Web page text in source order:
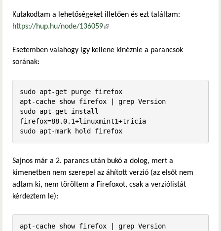
Kutakodtam a lehetőségeket illetően és ezt találtam:
https://hup.hu/node/136059(külső hivatkozás)
Esetemben valahogy így kellene kinéznie a parancsok
sorának:
sudo apt-get purge firefox
apt-cache show firefox | grep Version
sudo apt-get install
firefox=88.0.1+linuxmint1+tricia
sudo apt-mark hold firefox
Sajnos már a 2. parancs után bukó a dolog, mert a
kimenetben nem szerepel az áhított verzió (az elsőt nem
adtam ki, nem töröltem a Firefoxot, csak a verziólistát
kérdeztem le):
apt-cache show firefox | grep Version